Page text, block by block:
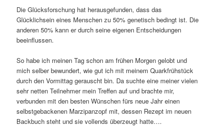
Die Glücksforschung hat herausgefunden, dass das
Glücklichsein eines Menschen zu 50% genetisch bedingt ist. Die
anderen 50% kann er durch seine eigenen Entscheidungen
beeinflussen.
So habe ich meinen Tag schon am frühen Morgen gelobt und
mich selber bewundert, wie gut ich mit meinem Quarkfrühstück
durch den Vormittag gerauscht bin. Da suchte eine meiner vielen
sehr netten Teilnehmer mein Treffen auf und brachte mir,
verbunden mit den besten Wünschen fürs neue Jahr einen
selbstgebackenen Marzipanzopf mit, dessen Rezept im neuen
Backbuch steht und sie vollends überzeugt hatte….